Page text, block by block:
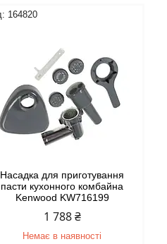
164820
Насадка для приготування
пасти кухонного комбайна
Kenwood KW716199
1 788 ₴
Немає в наявності